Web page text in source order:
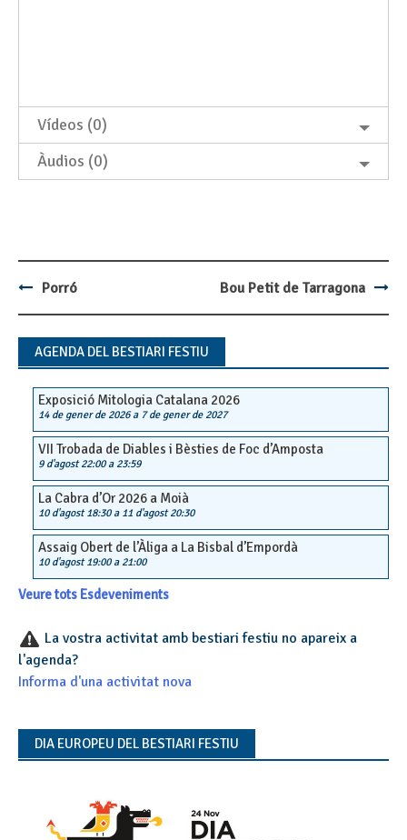
Vídeos (0)
Àudios (0)
Post
navigation
Porró Bou Petit de Tarragona
AGENDA DEL BESTIARI FESTIU
Exposició Mitologia Catalana 2026
14 de gener de 2026a 7 de gener de 2027
VII Trobada de Diables i Bèsties de Foc d’Amposta
9 d'agost 22:00a 23:59
La Cabra d’Or 2026 a Moià
10 d'agost 18:30a 11 d'agost 20:30
Assaig Obert de l’Àliga a La Bisbal d’Empordà
10 d'agost 19:00a 21:00
Veure tots Esdeveniments
La vostra activitat amb bestiari festiu no apareix a
l'agenda?
Informa d'una activitat nova
DIA EUROPEU DEL BESTIARI FESTIU